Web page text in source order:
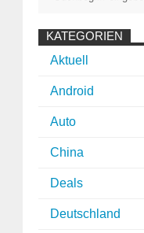
KATEGORIEN
Aktuell
Android
Auto
China
Deals
Deutschland